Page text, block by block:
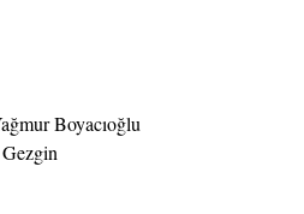
Boyacıoğlu